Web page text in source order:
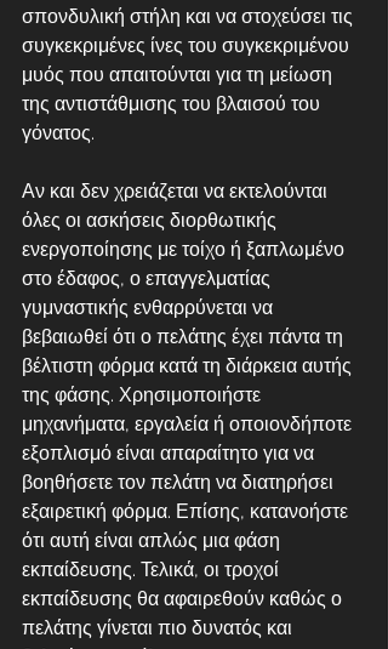
σπονδυλική στήλη και να στοχεύσει τις
συγκεκριμένες ίνες του συγκεκριμένου
μυός που απαιτούνται για τη μείωση
της αντιστάθμισης του βλαισού του
γόνατος.
Αν και δεν χρειάζεται να εκτελούνται
όλες οι ασκήσεις διορθωτικής
ενεργοποίησης με τοίχο ή ξαπλωμένο
στο έδαφος, ο επαγγελματίας
γυμναστικής ενθαρρύνεται να
βεβαιωθεί ότι ο πελάτης έχει πάντα τη
βέλτιστη φόρμα κατά τη διάρκεια αυτής
της φάσης. Χρησιμοποιήστε
μηχανήματα, εργαλεία ή οποιονδήποτε
εξοπλισμό είναι απαραίτητο για να
βοηθήσετε τον πελάτη να διατηρήσει
εξαιρετική φόρμα. Επίσης, κατανοήστε
ότι αυτή είναι απλώς μια φάση
εκπαίδευσης. Τελικά, οι τροχοί
εκπαίδευσης θα αφαιρεθούν καθώς ο
πελάτης γίνεται πιο δυνατός και